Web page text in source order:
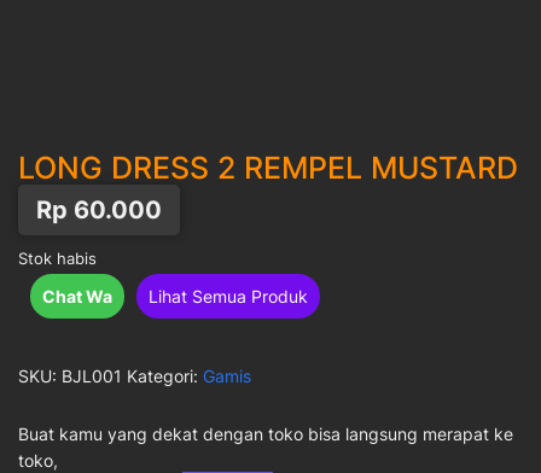
LONG DRESS 2 REMPEL MUSTARD
Rp 60.000
Stok habis
Chat Wa Lihat Semua Produk
SKU: BJL001 Kategori: Gamis
Buat kamu yang dekat dengan toko bisa langsung merapat ke
toko,